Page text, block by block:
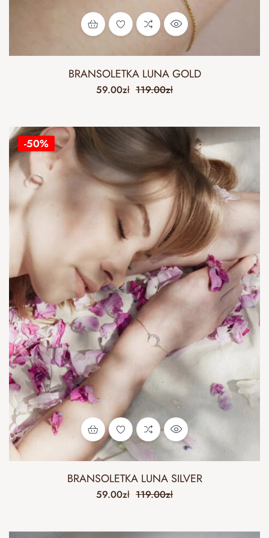
BRANSOLETKA LUNA GOLD
119.00zł
59.00zł
-50%
BRANSOLETKA LUNA SILVER
119.00zł
59.00zł